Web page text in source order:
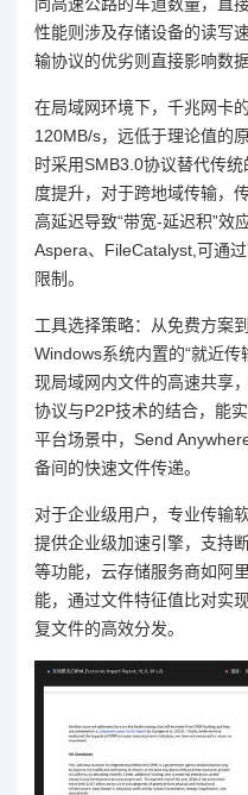
性能则涉及存储设备的读写
输协议的优劣则直接影响数
在局域网环境下，千兆网卡
120MB/s，远低于理论值的
时采用SMB3.0协议替代传
度提升，对于跨地域传输，
高延迟导致“带宽-延迟积”效
Aspera、FileCatalyst,可通
限制。
工具选择策略：从免费方案
Windows系统内置的“就近传
现局域网内文件的高速共享
协议与P2P技术的结合，能
平台场景中，Send
备间的快速文件传递。
对于企业级用户，专业传输
提供企业级加速引擎，支持
等功能，云存储服务商如阿
能，通过文件特征值比对实
复文件的高效分发。